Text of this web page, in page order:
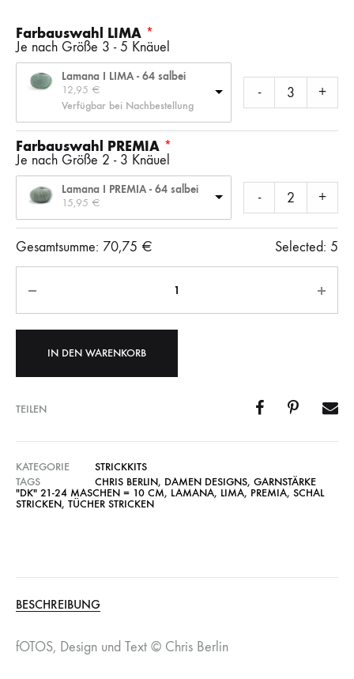
Farbauswahl LIMA
Je nach Größe 3 - 5 Knäuel
Lamana I LIMA - 64 salbei
12,95 €
Verfügbar bei Nachbestellung
- +
Farbauswahl PREMIA
Je nach Größe 2 - 3 Knäuel
Lamana I PREMIA - 64 salbei
15,95 € - +
Gesamtsumme: 70,75 € Selected: 5
IN DEN WARENKORB
TEILEN
KATEGORIE
STRICKKITS
TAGS
CHRIS BERLIN, DAMEN DESIGNS, GARNSTÄRKE
"DK" 21-24 MASCHEN = 10 CM, LAMANA, LIMA, PREMIA, SCHAL
STRICKEN, TÜCHER STRICKEN
BESCHREIBUNG
fOTOS, Design und Text © Chris Berlin